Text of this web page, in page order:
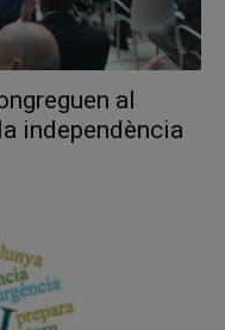
al
independència